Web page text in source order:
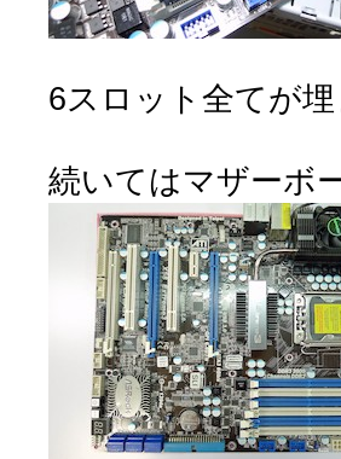
6スロット全てが
続いてはマザーボ